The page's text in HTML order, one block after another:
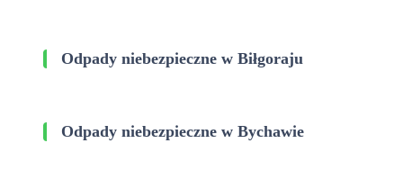
Odpady niebezpieczne w Biłgoraju
Odpady niebezpieczne w Bychawie